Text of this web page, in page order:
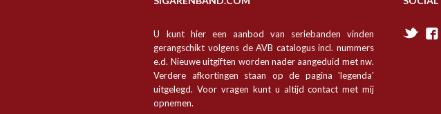
U kunt hier een aanbod van seriebanden vinden
gerangschikt volgens de AVB catalogus incl. nummers
e.d. Nieuwe uitgiften worden nader aangeduid met nw.
Verdere afkortingen staan op de pagina 'legenda'
uitgelegd. Voor vragen kunt u altijd contact met mij
opnemen.